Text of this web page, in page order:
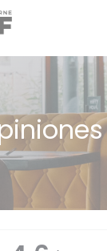
opciones de